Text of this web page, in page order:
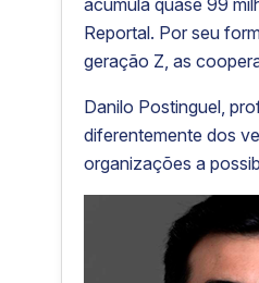
acumula quase 99
Reportal. Por seu
geração Z, as
Danilo Postinguel,
diferentemente dos
organizações a